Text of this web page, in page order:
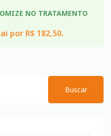
NO TRATAMENTO
por R$ 182,50.
Buscar